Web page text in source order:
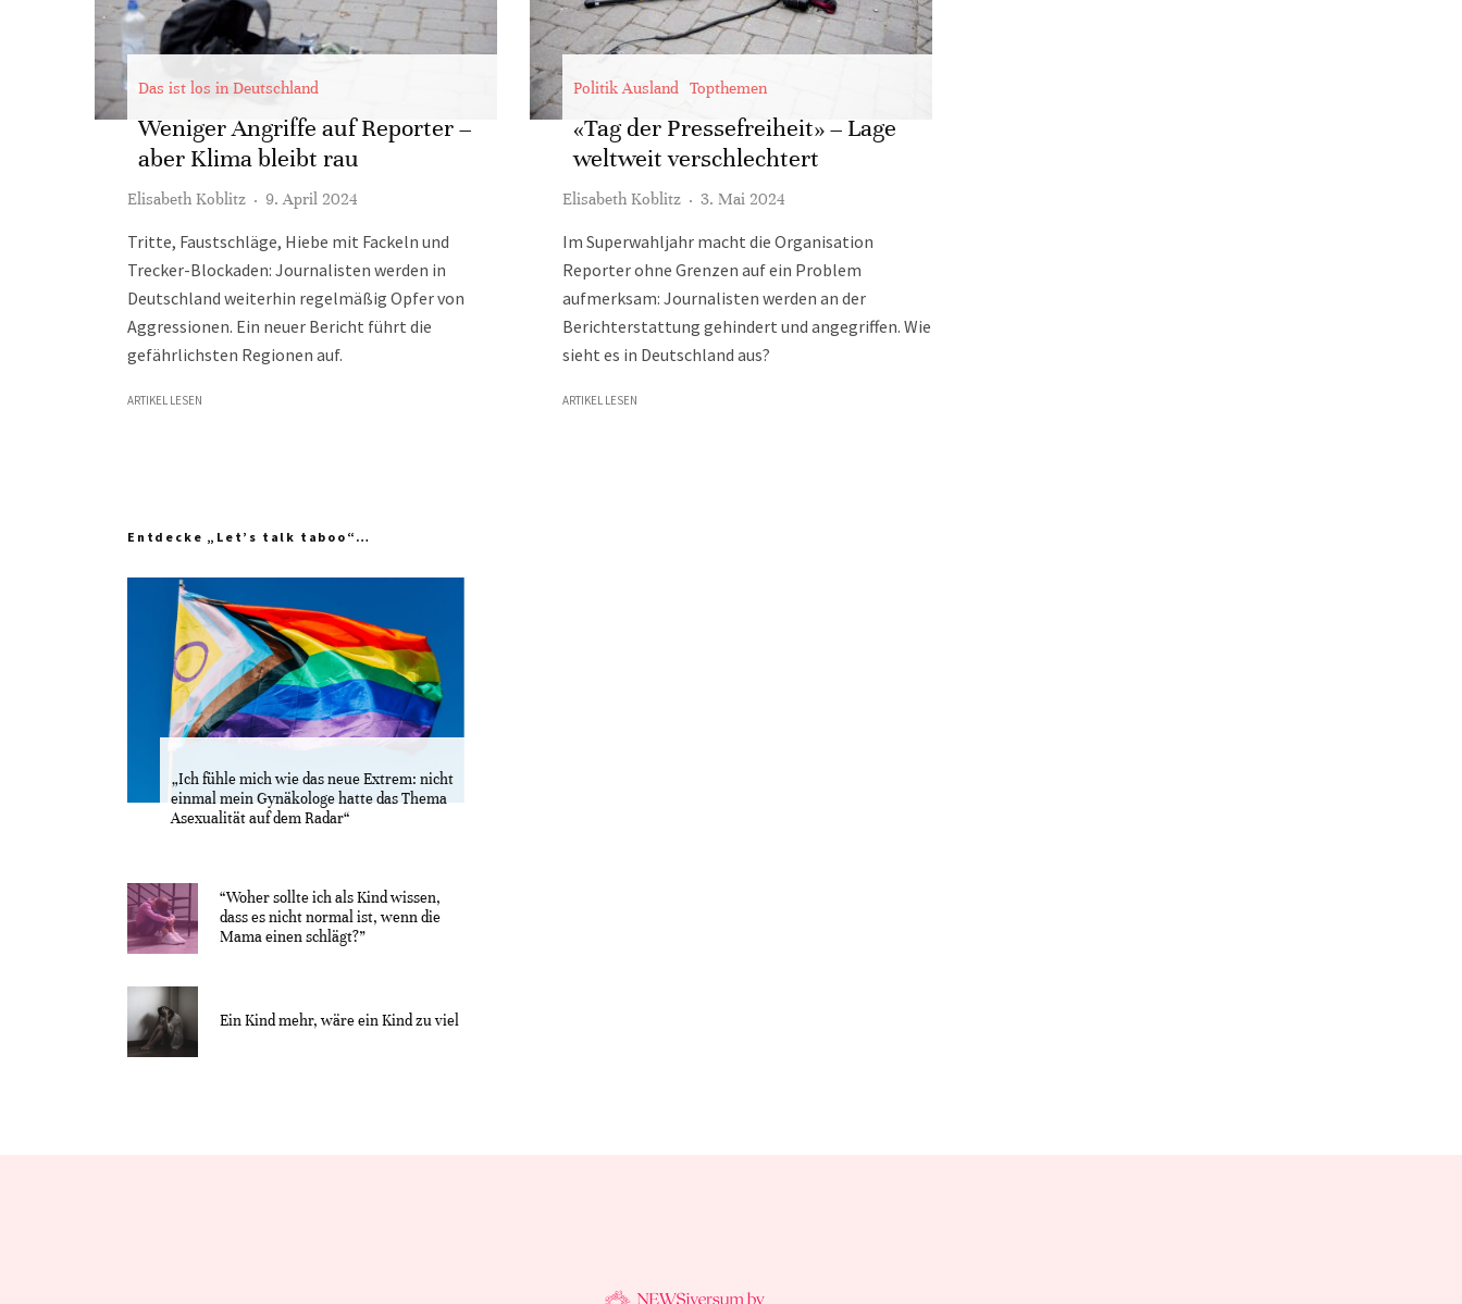
Das ist los in Deutschland
Weniger Angriffe auf Reporter –
aber Klima bleibt rau
Elisabeth Koblitz · 9. April 2024
Tritte, Faustschläge, Hiebe mit Fackeln und
Trecker-Blockaden: Journalisten werden in
Deutschland weiterhin regelmäßig Opfer von
Aggressionen. Ein neuer Bericht führt die
gefährlichsten Regionen auf.
ARTIKEL LESEN
Politik Ausland Topthemen
«Tag der Pressefreiheit» – Lage
weltweit verschlechtert
Elisabeth Koblitz · 3. Mai 2024
Im Superwahljahr macht die Organisation
Reporter ohne Grenzen auf ein Problem
aufmerksam: Journalisten werden an der
Berichterstattung gehindert und angegriffen. Wie
sieht es in Deutschland aus?
ARTIKEL LESEN
Entdecke „Let’s talk taboo“…
„Ich fühle mich wie das neue Extrem: nicht
einmal mein Gynäkologe hatte das Thema
Asexualität auf dem Radar“
“Woher sollte ich als Kind wissen,
dass es nicht normal ist, wenn die
Mama einen schlägt?”
Ein Kind mehr, wäre ein Kind zu viel